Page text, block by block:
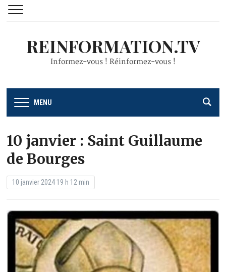
REINFORMATION.TV
Informez-vous ! Réinformez-vous !
MENU
10 janvier : Saint Guillaume
de Bourges
10 janvier 2024 19 h 12 min